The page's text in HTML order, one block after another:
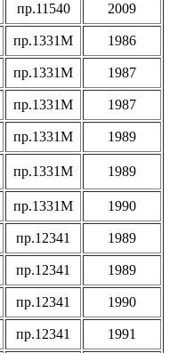
пр.11540 2009
пр.1331М 1986
пр.1331М 1987
пр.1331М 1987
пр.1331М 1989
пр.1331М 1989
пр.1331М 1990
пр.12341 1989
пр.12341 1989
пр.12341 1990
пр.12341 1991